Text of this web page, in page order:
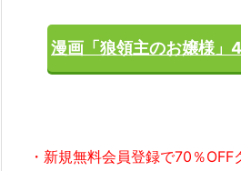
漫画「狼領主のお嬢様」
・新規無料会員登録で70％OFF